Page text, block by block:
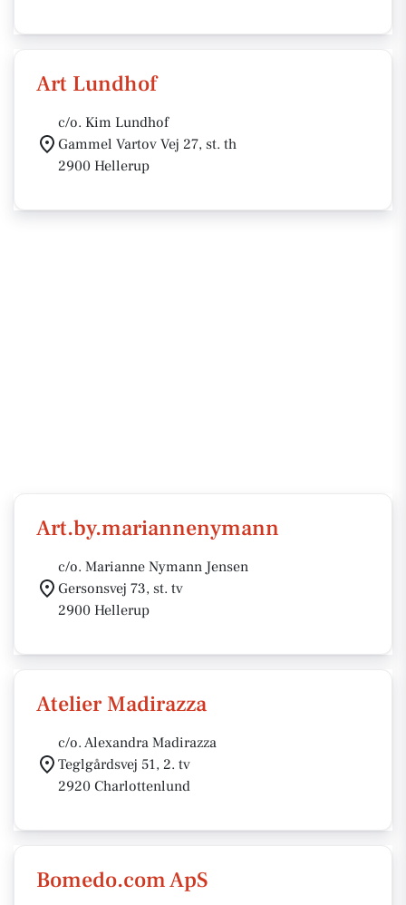
Art Lundhof
c/o. Kim Lundhof
Gammel Vartov Vej 27, st. th
2900 Hellerup
Art.by.mariannenymann
c/o. Marianne Nymann Jensen
Gersonsvej 73, st. tv
2900 Hellerup
Atelier Madirazza
c/o. Alexandra Madirazza
Teglgårdsvej 51, 2. tv
2920 Charlottenlund
Bomedo.com ApS